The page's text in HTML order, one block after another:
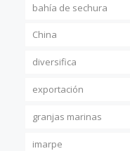
bahía de sechura
China
diversifica
exportación
granjas marinas
imarpe